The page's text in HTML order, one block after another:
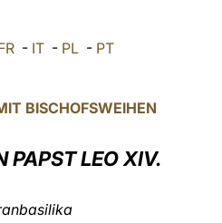
POLSKI
中文
- IT- PL- PT
BISCHOFSWEIHEN
PAPST LEO XIV.